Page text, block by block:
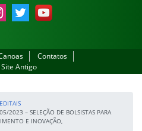
Twitter YouTube
Contatos
Site Antigo
EDITAIS
2023 – SELEÇÃO DE BOLSISTAS PARA
E INOVAÇÃO,